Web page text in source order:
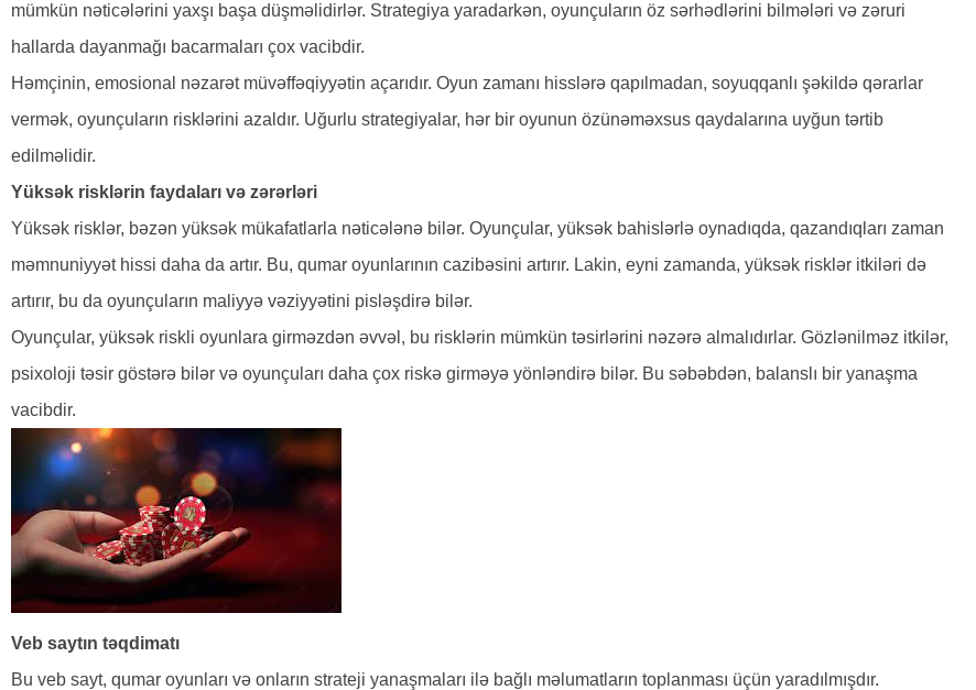
mümkün nəticələrini yaxşı başa düşməlidirlər. Strategiya yaradarkən, oyunçuların öz sərhədlərini bilmələri və zəruri
hallarda dayanmağı bacarmaları çox vacibdir.
Həmçinin, emosional nəzarət müvəffəqiyyətin açarıdır. Oyun zamanı hisslərə qapılmadan, soyuqqanlı şəkildə qərarlar
vermək, oyunçuların risklərini azaldır. Uğurlu strategiyalar, hər bir oyunun özünəməxsus qaydalarına uyğun tərtib
edilməlidir.
Yüksək risklərin faydaları və zərərləri
Yüksək risklər, bəzən yüksək mükafatlarla nəticələnə bilər. Oyunçular, yüksək bahislərlə oynadıqda, qazandıqları zaman
məmnuniyyət hissi daha da artır. Bu, qumar oyunlarının cazibəsini artırır. Lakin, eyni zamanda, yüksək risklər itkiləri də
artırır, bu da oyunçuların maliyyə vəziyyətini pisləşdirə bilər.
Oyunçular, yüksək riskli oyunlara girməzdən əvvəl, bu risklərin mümkün təsirlərini nəzərə almalıdırlar. Gözlənilməz itkilər,
psixoloji təsir göstərə bilər və oyunçuları daha çox riskə girməyə yönləndirə bilər. Bu səbəbdən, balanslı bir yanaşma
vacibdir.
Veb saytın təqdimatı
Bu veb sayt, qumar oyunları və onların strateji yanaşmaları ilə bağlı məlumatların toplanması üçün yaradılmışdır.